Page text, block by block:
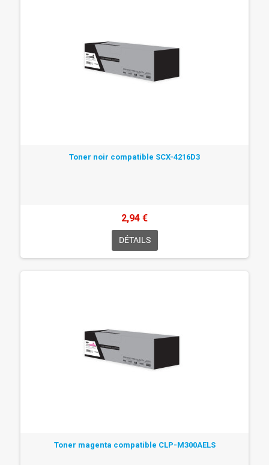
Toner noir compatible SCX-4216D3
2,94 €
DÉTAILS
Toner magenta compatible CLP-M300AELS